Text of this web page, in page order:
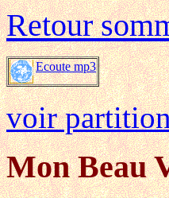
Retour
Ecoute mp3
voir
Mon Beau